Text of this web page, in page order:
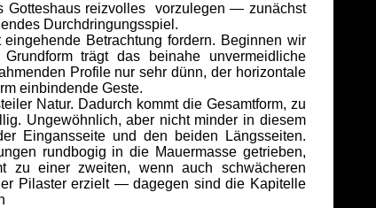
reizvolles vorzulegen — zunächst
Durchdringungsspiel.
Betrachtung fordern. Beginnen wir
trägt das beinahe unvermeidliche
Profile nur sehr dünn, der horizontale
einbindende Geste.
Natur. Dadurch kommt die Gesamtform, zu
Ungewöhnlich, aber nicht minder in diesem
Eingansseite und den beiden Längsseiten.
rundbogig in die Mauermasse getrieben,
einer zweiten, wenn auch schwächeren
Pilaster erzielt — dagegen sind die Kapitelle